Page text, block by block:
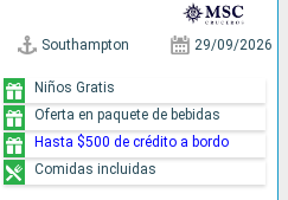
Southampton 29/09/2026
Niños Gratis
Oferta en paquete de bebidas
Hasta $500 de crédito a bordo
Comidas incluidas